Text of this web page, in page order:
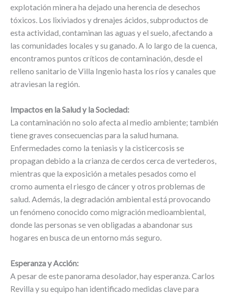
explotación minera ha dejado una herencia de desechos
tóxicos. Los lixiviados y drenajes ácidos, subproductos de
esta actividad, contaminan las aguas y el suelo, afectando a
las comunidades locales y su ganado. A lo largo de la cuenca,
encontramos puntos críticos de contaminación, desde el
relleno sanitario de Villa Ingenio hasta los ríos y canales que
atraviesan la región.
Impactos en la Salud y la Sociedad:
La contaminación no solo afecta al medio ambiente; también
tiene graves consecuencias para la salud humana.
Enfermedades como la teniasis y la cisticercosis se
propagan debido a la crianza de cerdos cerca de vertederos,
mientras que la exposición a metales pesados como el
cromo aumenta el riesgo de cáncer y otros problemas de
salud. Además, la degradación ambiental está provocando
un fenómeno conocido como migración medioambiental,
donde las personas se ven obligadas a abandonar sus
hogares en busca de un entorno más seguro.
Esperanza y Acción:
A pesar de este panorama desolador, hay esperanza. Carlos
Revilla y su equipo han identificado medidas clave para